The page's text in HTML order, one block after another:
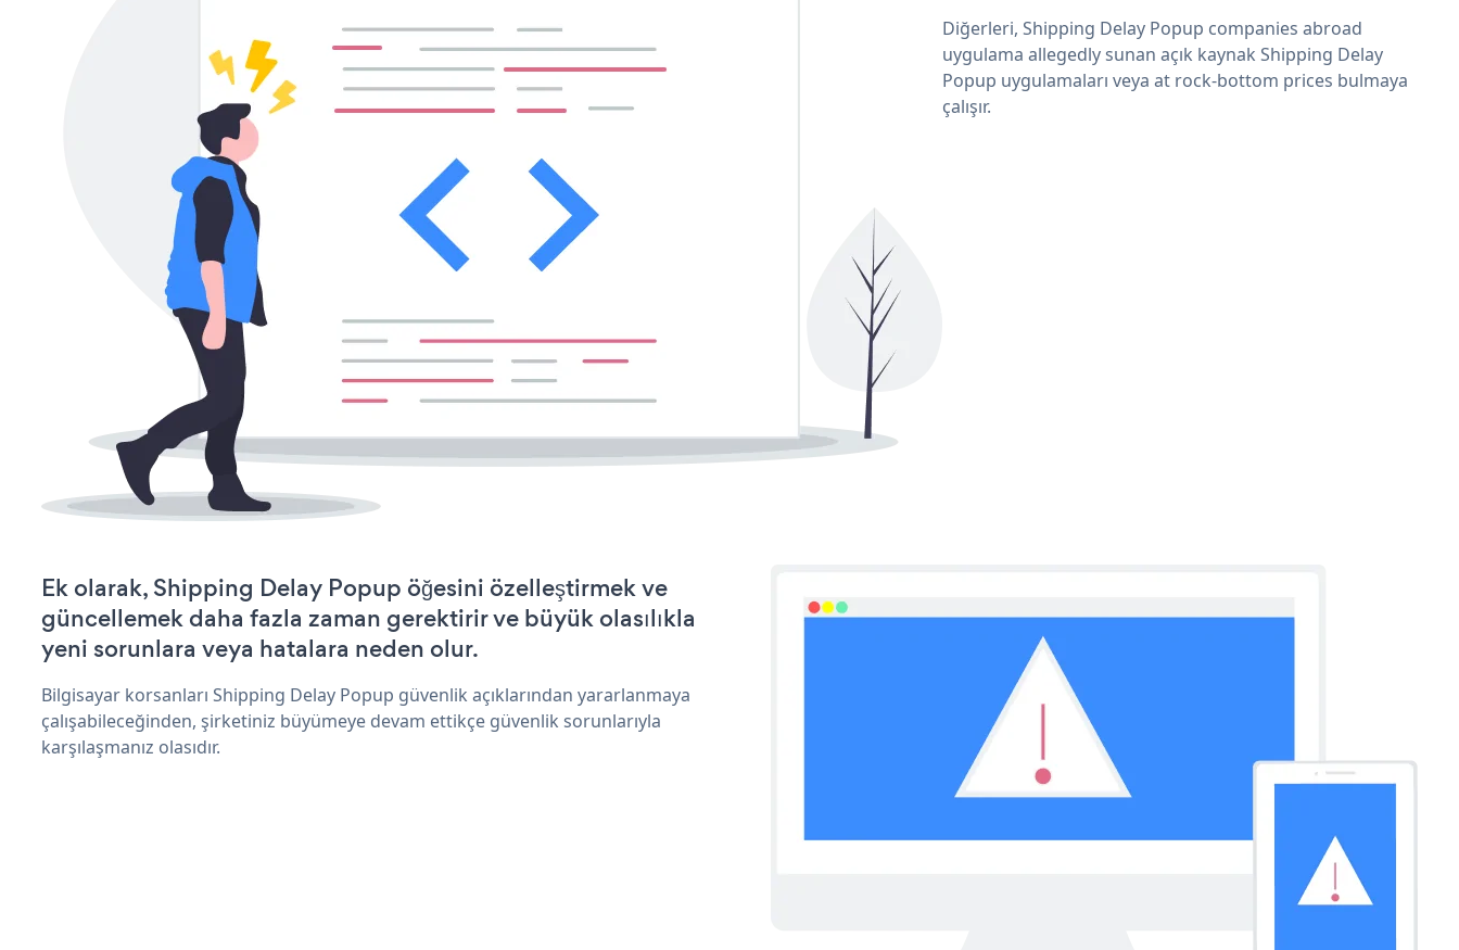
Diğerleri, Shipping Delay Popup companies abroad
uygulama allegedly sunan açık kaynak Shipping Delay
Popup uygulamaları veya at rock-bottom prices bulmaya
çalışır.
Ek olarak, Shipping Delay Popup öğesini özelleştirmek ve
güncellemek daha fazla zaman gerektirir ve büyük olasılıkla
yeni sorunlara veya hatalara neden olur.
Bilgisayar korsanları Shipping Delay Popup güvenlik açıklarından yararlanmaya
çalışabileceğinden, şirketiniz büyümeye devam ettikçe güvenlik sorunlarıyla
karşılaşmanız olasıdır.